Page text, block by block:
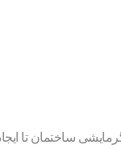
ساختمان تا